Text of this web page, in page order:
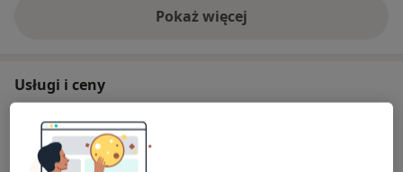
Pokaż więcejo doświadczeniu
Usługi i ceny
Konsultacja fizjoterapeutyczna
Szczegóły